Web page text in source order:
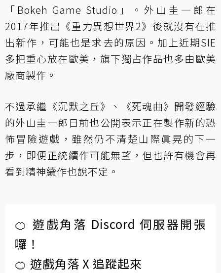
「Bokeh Game Studio」。外山圭一郎在
2017年推出《重力異想世界2》後就沒有在推
出新作，可能也是求去的原因。加上近期SIE
多把重心放在歐美，旗下獨占作品也多由歐美
廠商製作。
不過承繼《沉默之丘》、《死魂曲》開發經驗
的外山圭一郎日前也公開表示正在製作新的恐
怖冒險遊戲，雖然仍不清楚山際眞晃的下一
步，即便正統續作可能無望，但也許有機會再
看到精神續作也說不定。
🍊 遊戲角落 Discord 伺服器開張
囉！
🍊 遊戲角落 X 追蹤起來